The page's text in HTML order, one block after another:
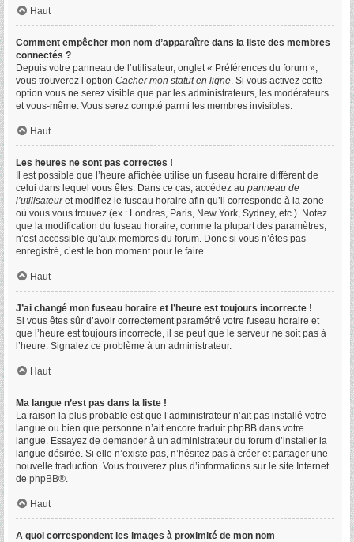
Haut
Comment empêcher mon nom d’apparaître dans la liste des membres
connectés ?
Depuis votre panneau de l’utilisateur, onglet « Préférences du forum »,
vous trouverez l’option Cacher mon statut en ligne. Si vous activez cette
option vous ne serez visible que par les administrateurs, les modérateurs
et vous-même. Vous serez compté parmi les membres invisibles.
Haut
Les heures ne sont pas correctes !
Il est possible que l’heure affichée utilise un fuseau horaire différent de
celui dans lequel vous êtes. Dans ce cas, accédez au panneau de
l’utilisateuret modifiez le fuseau horaire afin qu’il corresponde à la zone
où vous vous trouvez (ex : Londres, Paris, New York, Sydney, etc.). Notez
que la modification du fuseau horaire, comme la plupart des paramètres,
n’est accessible qu’aux membres du forum. Donc si vous n’êtes pas
enregistré, c’est le bon moment pour le faire.
Haut
J’ai changé mon fuseau horaire et l’heure est toujours incorrecte !
Si vous êtes sûr d’avoir correctement paramétré votre fuseau horaire et
que l’heure est toujours incorrecte, il se peut que le serveur ne soit pas à
l’heure. Signalez ce problème à un administrateur.
Haut
Ma langue n’est pas dans la liste !
La raison la plus probable est que l’administrateur n’ait pas installé votre
langue ou bien que personne n’ait encore traduit phpBB dans votre
langue. Essayez de demander à un administrateur du forum d’installer la
langue désirée. Si elle n’existe pas, n’hésitez pas à créer et partager une
nouvelle traduction. Vous trouverez plus d’informations sur le site Internet
de phpBB®.
Haut
A quoi correspondent les images à proximité de mon nom